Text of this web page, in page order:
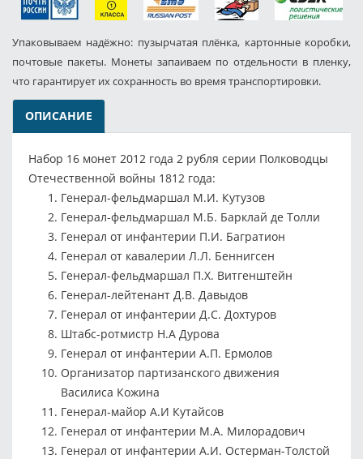
Упаковываем надёжно: пузырчатая плёнка, картонные коробки,
почтовые пакеты. Монеты запаиваем по отдельности в пленку,
что гарантирует их сохранность во время транспортировки.
ОПИСАНИЕ
Набор 16 монет 2012 года 2 рубля серии Полководцы
Отечественной войны 1812 года:
Генерал-фельдмаршал М.И. Кутузов
Генерал-фельдмаршал М.Б. Барклай де Толли
Генерал от инфантерии П.И. Багратион
Генерал от кавалерии Л.Л. Беннигсен
Генерал-фельдмаршал П.Х. Витгенштейн
Генерал-лейтенант Д.В. Давыдов
Генерал от инфантерии Д.С. Дохтуров
Штабс-ротмистр Н.А Дурова
Генерал от инфантерии А.П. Ермолов
Организатор партизанского движения
Василиса Кожина
Генерал-майор А.И Кутайсов
Генерал от инфантерии М.А. Милорадович
Генерал от инфантерии А.И. Остерман-Толстой